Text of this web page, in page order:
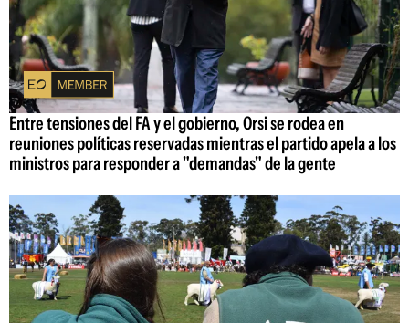
Entre tensiones del FA y el gobierno, Orsi se rodea en
reuniones políticas reservadas mientras el partido apela a los
ministros para responder a "demandas" de la gente